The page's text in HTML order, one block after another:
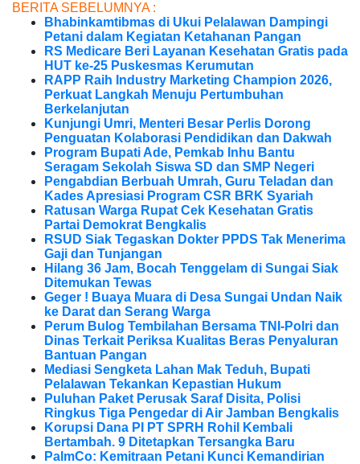
BERITA SEBELUMNYA :
Bhabinkamtibmas di Ukui Pelalawan Dampingi
Petani dalam Kegiatan Ketahanan Pangan
RS Medicare Beri Layanan Kesehatan Gratis pada
HUT ke-25 Puskesmas Kerumutan
RAPP Raih Industry Marketing Champion 2026,
Perkuat Langkah Menuju Pertumbuhan
Berkelanjutan
Kunjungi Umri, Menteri Besar Perlis Dorong
Penguatan Kolaborasi Pendidikan dan Dakwah
Program Bupati Ade, Pemkab Inhu Bantu
Seragam Sekolah Siswa SD dan SMP Negeri
Pengabdian Berbuah Umrah, Guru Teladan dan
Kades Apresiasi Program CSR BRK Syariah
Ratusan Warga Rupat Cek Kesehatan Gratis
Partai Demokrat Bengkalis
RSUD Siak Tegaskan Dokter PPDS Tak Menerima
Gaji dan Tunjangan
Hilang 36 Jam, Bocah Tenggelam di Sungai Siak
Ditemukan Tewas
Geger ! Buaya Muara di Desa Sungai Undan Naik
ke Darat dan Serang Warga
Perum Bulog Tembilahan Bersama TNI-Polri dan
Dinas Terkait Periksa Kualitas Beras Penyaluran
Bantuan Pangan
Mediasi Sengketa Lahan Mak Teduh, Bupati
Pelalawan Tekankan Kepastian Hukum
Puluhan Paket Perusak Saraf Disita, Polisi
Ringkus Tiga Pengedar di Air Jamban Bengkalis
Korupsi Dana PI PT SPRH Rohil Kembali
Bertambah. 9 Ditetapkan Tersangka Baru
PalmCo: Kemitraan Petani Kunci Kemandirian